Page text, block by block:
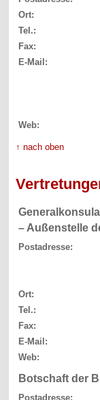
Ort:
Tel.:
Fax:
E-Mail:
Web:
↑ nach oben
– Außenstelle
Postadresse:
Ort:
Tel.:
Fax:
E-Mail:
Web:
Botschaft der
Postadresse: